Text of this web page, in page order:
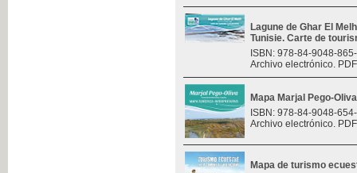
Lagune de Ghar El
Tunisie. Carte de
ISBN: 978-84-9048-
Archivo electrónico.
Mapa Marjal Pego-Oliva
ISBN: 978-84-9048-
Archivo electrónico.
Mapa de turismo